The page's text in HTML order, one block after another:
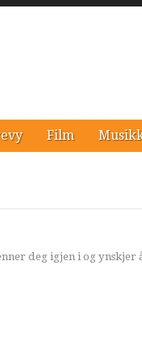
Film
deg igjen i og ynskjer